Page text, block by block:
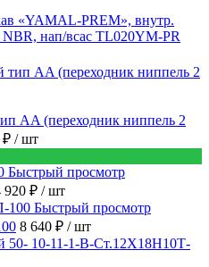
«YAMAL-PREM», внутр.
нап/всас TL020YM-PR
AA (переходник ниппель 2
₽ / шт
Быстрый просмотр
920 ₽ / шт
Быстрый просмотр
8 640 ₽ / шт